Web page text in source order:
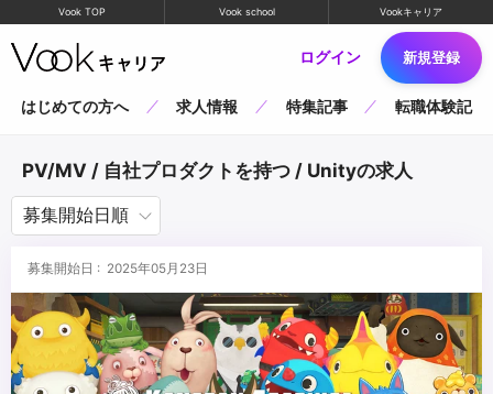
Vook TOP Vook school Vookキャリア
ログイン 新規登録
はじめての方へ 求人情報 特集記事 転職体験記
PV/MV / 自社プロダクトを持つ / Unityの求人
募集開始日 : 2025年05月23日